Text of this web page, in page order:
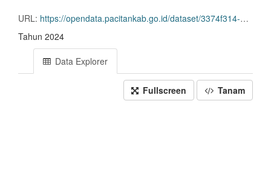
URL: https://opendata.pacitankab.go.id/dataset/3374f314-b705-42aa-be66-38b54a97b116/resource/e1402a54-d22f-41d6-8d88-5be1d1dac7a0/download/2.-banyaknya-kunjungan-menurut-jenis-wisatawan-dan-bulan-2024.xlsx
Tahun 2024
Data Explorer
Fullscreen Tanam